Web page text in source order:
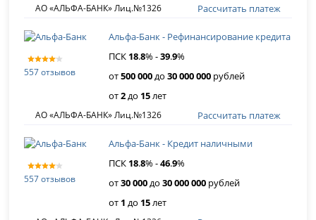
АО «АЛЬФА-БАНК» Лиц.№1326 Рассчитать платеж
557 отзывов
Альфа-Банк - Рефинансирование кредита
ПСК 18.8% -39.9%
от500 000до30 000 000 рублей
от2до 15лет
АО «АЛЬФА-БАНК» Лиц.№1326 Рассчитать платеж
557 отзывов
Альфа-Банк - Кредит наличными
ПСК 18.8% -46.9%
от30 000до30 000 000 рублей
от 1 до 15лет